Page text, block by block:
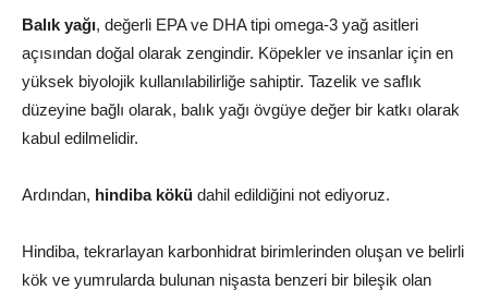
Balık yağı, değerli EPA ve DHA tipi omega-3 yağ asitleri
açısından doğal olarak zengindir. Köpekler ve insanlar için en
yüksek biyolojik kullanılabilirliğe sahiptir. Tazelik ve saflık
düzeyine bağlı olarak, balık yağı övgüye değer bir katkı olarak
kabul edilmelidir.
Ardından, hindiba kökü dahil edildiğini not ediyoruz.
Hindiba, tekrarlayan karbonhidrat birimlerinden oluşan ve belirli
kök ve yumrularda bulunan nişasta benzeri bir bileşik olan